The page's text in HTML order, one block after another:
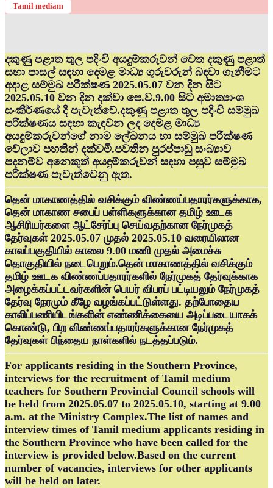
Tamil mediam
දකුණු පළාත තුල පදිංචි අයදුම්කරුවන් වෙත දකුණු පළාත්
සභා පාසල් සඳහා දෙමළ මාධ්‍ය ගුරුවරුන් බඳවා ගැනීමට
අදාළ සම්මුඛ පරීක්ෂණ 2025.05.07 වන දින සිට
2025.05.10 වන දින දක්වා පෙ.ව.9.00 සිට අමාත්‍යාංශ
සංකීර්ණයේ දී පැවැත්වේ.දකුණු පළාත තුල පදිංචි සම්මුඛ
පරීක්ෂණය සඳහා කැඳවන ලද දෙමළ මාධ්‍ය
අයදුම්කරුවන්ගේ නාම ලේඛනය හා සම්මුඛ පරීක්ෂණ
වේලාව පහතින් දක්වමි.පවතින පුරප්පාඩු සංඛ්‍යාව
පදනම්ව අනෙකුත් අයඳුම්කරුවන් සඳහා පසුව සම්මුඛ
පරීක්ෂණ පැවැත්වෙනු ඇත.
தென் மாகாணத்தில் வசிக்கும் விண்ணப்பதாரர்களுக்காக,
தென் மாகாண சபைப் பள்ளிகளுக்கான தமிழ் ஊடக
ஆசிரியர்களை ஆட்சேர்ப்பு செய்வதற்கான நேர்முகத்
தேர்வுகள் 2025.05.07 முதல் 2025.05.10 வரையிலான
காலப்பகுதியில் காலை 9.00 மணி முதல் அமைச்சு
தொகுதியில் நடைபெறும்.தென் மாகாணத்தில் வசிக்கும்
தமிழ் ஊடக விண்ணப்பதாரர்களில் நேர்முகத் தேர்வுக்காக
அழைக்கப்பட்டவர்களின் பெயர் விபரப் பட்டியலும் நேர்முகத்
தேர்வு நேரமும் கீழே வழங்கப்பட்டுள்ளது. தற்போதைய
காலிப்பணியிடங்களின் எண்ணிக்கையை அடிப்படையாகக்
கொண்டு, பிற விண்ணப்பதாரர்களுக்கான நேர்முகத்
தேர்வுகள் பிந்தைய நாள்களில் நடத்தப்படும்.
For applicants residing in the Southern Province,
interviews for the recruitment of Tamil medium
teachers for Southern Provincial Council schools will
be held from 2025.05.07 to 2025.05.10, starting at 9.00
a.m. at the Ministry Complex.The list of names and
interview times of Tamil medium applicants residing in
the Southern Province who have been called for the
interview is provided below.Based on the current
number of vacancies, interviews for other applicants
will be held on later.